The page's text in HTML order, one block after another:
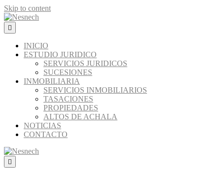
Skip to content
INICIO
ESTUDIO JURIDICO
SERVICIOS JURIDICOS
SUCESIONES
INMOBILIARIA
SERVICIOS INMOBILIARIOS
TASACIONES
PROPIEDADES
ALTOS DE ACHALA
NOTICIAS
CONTACTO